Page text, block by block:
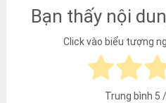
Bạn thấy nội
Click vào biểu tượng
Trung bình 5